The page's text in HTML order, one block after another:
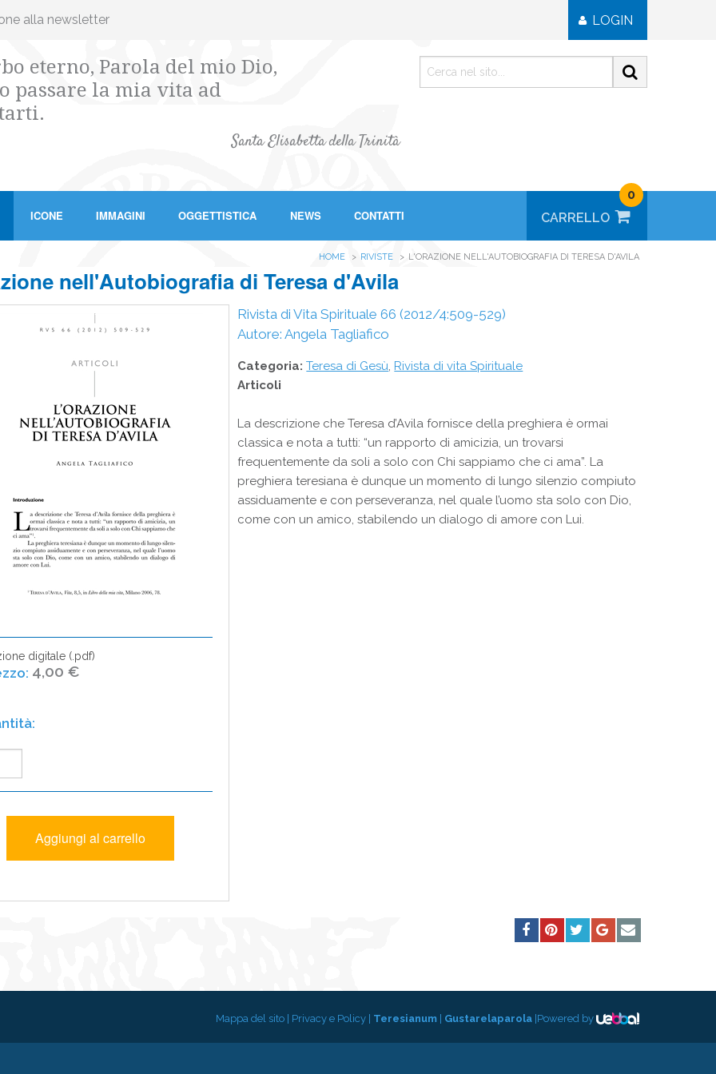
alla newsletter LOGIN
eterno, Parola del mio Dio,
passare la mia vita ad
Santa Elisabetta della Trinità
ICONE IMMAGINI OGGETTISTICA NEWS CONTATTI
0
HOME RIVISTE L'ORAZIONE NELL'AUTOBIOGRAFIA DI TERESA D'AVILA
nell'Autobiografia di Teresa d'Avila
digitale (.pdf)
4,00 €
Rivista di Vita Spirituale 66 (2012/4:509-529)
Autore: Angela Tagliafico
Categoria: Teresa di Gesù, Rivista di vita Spirituale
Articoli
La descrizione che Teresa d’Avila fornisce della preghiera è ormai
classica e nota a tutti: “un rapporto di amicizia, un trovarsi
frequentemente da soli a solo con Chi sappiamo che ci ama”. La
preghiera teresiana è dunque un momento di lungo silenzio compiuto
assiduamente e con perseveranza, nel quale l’uomo sta solo con Dio,
come con un amico, stabilendo un dialogo di amore con Lui.
Mappa del sito Privacy e Policy Teresianum Gustarelaparola Powered by